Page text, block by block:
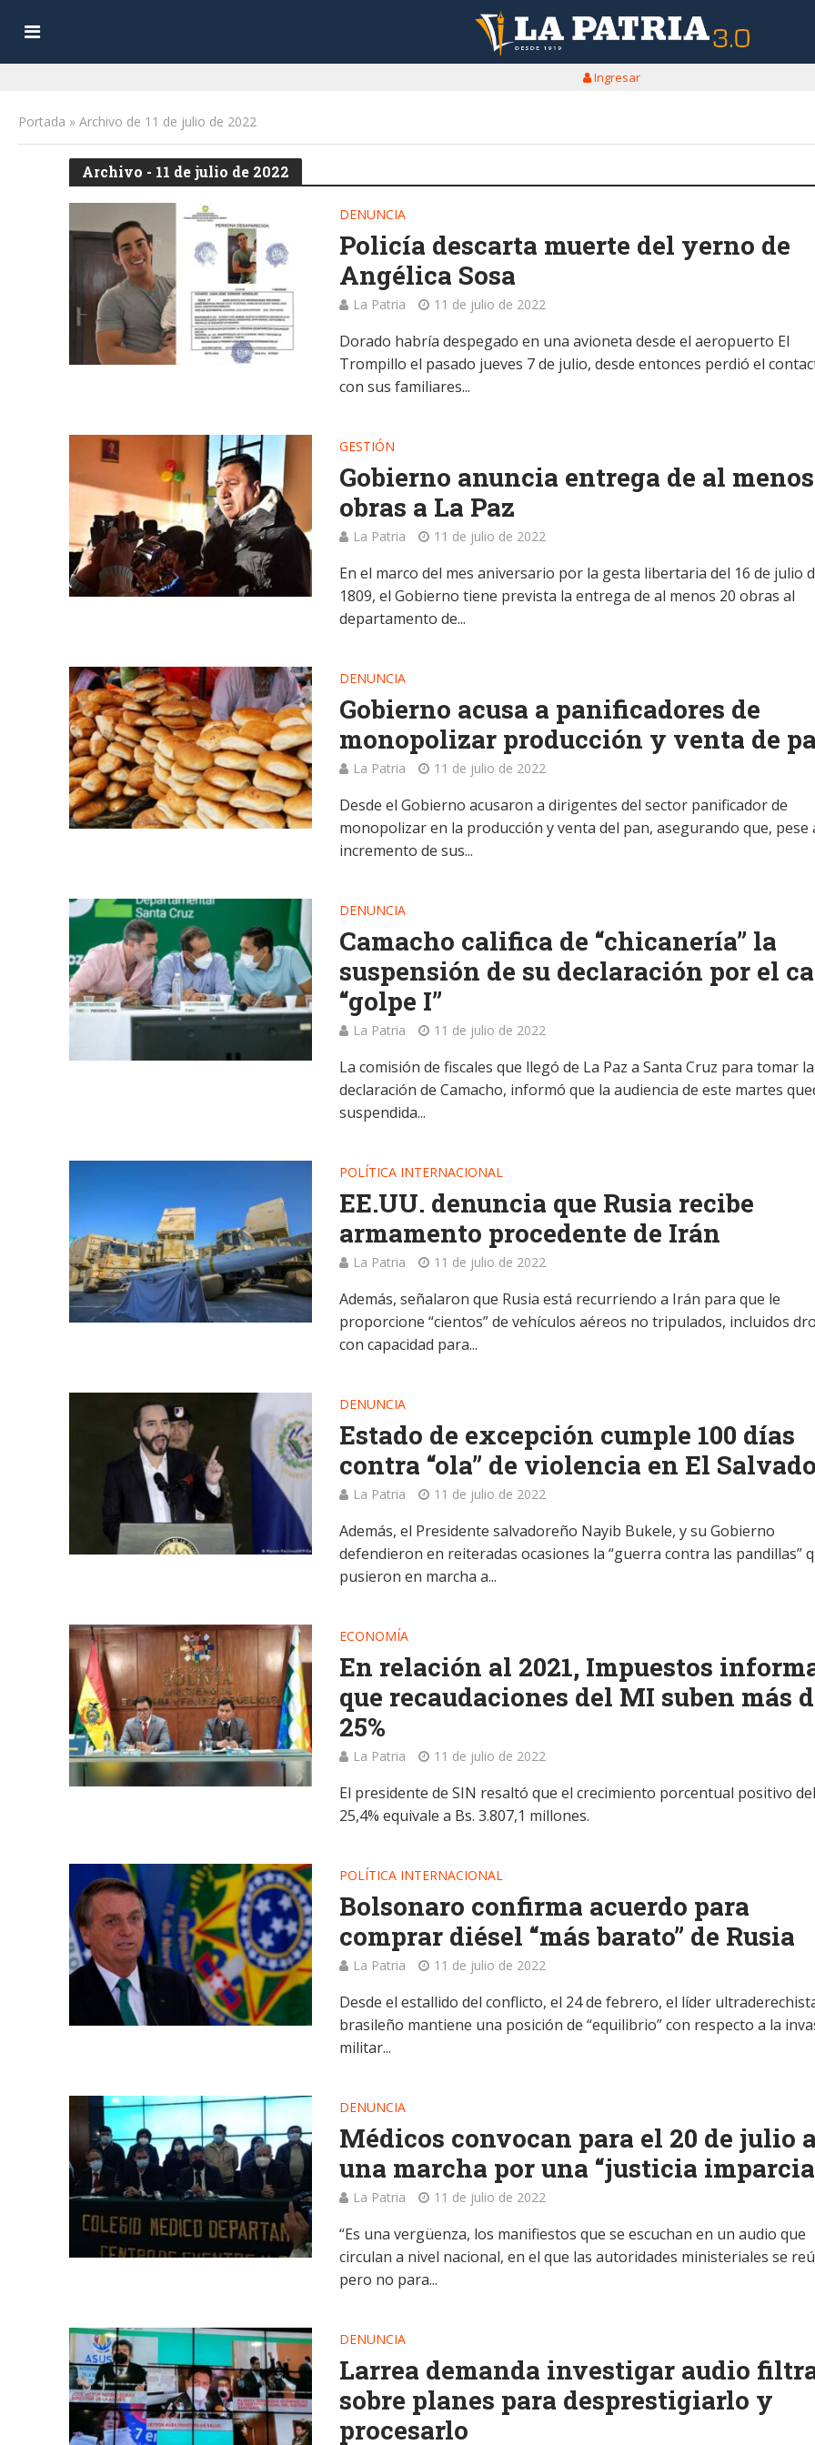
Ingresar
Portada » Archivo de 11 de julio de 2022
Archivo - 11 de julio de 2022
DENUNCIA
Policía descarta muerte del yerno de
Angélica Sosa
La Patria 11 de julio de 2022
Dorado habría despegado en una avioneta desde el aeropuerto El
Trompillo el pasado jueves 7 de julio, desde entonces perdió el
con sus familiares...
GESTIÓN
Gobierno anuncia entrega de al
obras a La Paz
La Patria 11 de julio de 2022
En el marco del mes aniversario por la gesta libertaria del 16 de julio
1809, el Gobierno tiene prevista la entrega de al menos 20 obras al
departamento de...
DENUNCIA
Gobierno acusa a panificadores de
monopolizar producción y venta de
La Patria 11 de julio de 2022
Desde el Gobierno acusaron a dirigentes del sector panificador de
monopolizar en la producción y venta del pan, asegurando que, pese
incremento de sus...
DENUNCIA
Camacho califica de “chicanería” la
suspensión de su declaración por el
“golpe I”
La Patria 11 de julio de 2022
La comisión de fiscales que llegó de La Paz a Santa Cruz para tomar la
declaración de Camacho, informó que la audiencia de este martes
suspendida...
POLÍTICA INTERNACIONAL
EE.UU. denuncia que Rusia recibe
armamento procedente de Irán
La Patria 11 de julio de 2022
Además, señalaron que Rusia está recurriendo a Irán para que le
proporcione “cientos” de vehículos aéreos no tripulados, incluidos
con capacidad para...
DENUNCIA
Estado de excepción cumple 100 días
contra “ola” de violencia en El
La Patria 11 de julio de 2022
Además, el Presidente salvadoreño Nayib Bukele, y su Gobierno
defendieron en reiteradas ocasiones la “guerra contra las pandillas”
pusieron en marcha a...
ECONOMÍA
En relación al 2021, Impuestos
que recaudaciones del MI suben más
25%
La Patria 11 de julio de 2022
El presidente de SIN resaltó que el crecimiento porcentual positivo del
25,4% equivale a Bs. 3.807,1 millones.
POLÍTICA INTERNACIONAL
Bolsonaro confirma acuerdo para
comprar diésel “más barato” de Rusia
La Patria 11 de julio de 2022
Desde el estallido del conflicto, el 24 de febrero, el líder
brasileño mantiene una posición de “equilibrio” con respecto a la
militar...
DENUNCIA
Médicos convocan para el 20 de julio a
una marcha por una “justicia
La Patria 11 de julio de 2022
“Es una vergüenza, los manifiestos que se escuchan en un audio que
circulan a nivel nacional, en el que las autoridades ministeriales se
pero no para...
DENUNCIA
Larrea demanda investigar audio
sobre planes para desprestigiarlo y
procesarlo